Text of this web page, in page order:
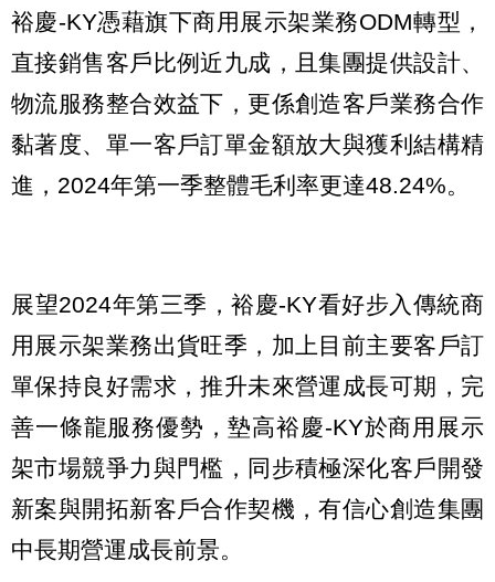
裕慶-KY憑藉旗下商用展示架業務ODM轉型，
直接銷售客戶比例近九成，且集團提供設計、
物流服務整合效益下，更係創造客戶業務合作
黏著度、單一客戶訂單金額放大與獲利結構精
進，2024年第一季整體毛利率更達48.24%。
展望2024年第三季，裕慶-KY看好步入傳統商
用展示架業務出貨旺季，加上目前主要客戶訂
單保持良好需求，推升未來營運成長可期，完
善一條龍服務優勢，墊高裕慶-KY於商用展示
架市場競爭力與門檻，同步積極深化客戶開發
新案與開拓新客戶合作契機，有信心創造集團
中長期營運成長前景。